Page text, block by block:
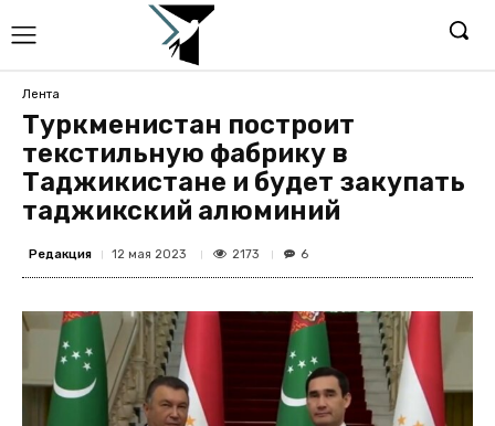
Лента
Туркменистан построит
текстильную фабрику в
Таджикистане и будет закупать
таджикский алюминий
Редакция 12 мая 2023 2173 6